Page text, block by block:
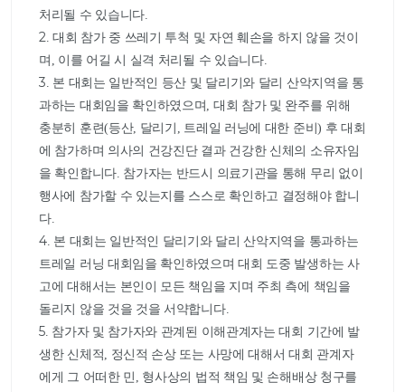
처리될 수 있습니다.
2. 대회 참가 중 쓰레기 투척 및 자연 훼손을 하지 않을 것이
며, 이를 어길 시 실격 처리될 수 있습니다.
3. 본 대회는 일반적인 등산 및 달리기와 달리 산악지역을 통
과하는 대회임을 확인하였으며, 대회 참가 및 완주를 위해
충분히 훈련(등산, 달리기, 트레일 러닝에 대한 준비) 후 대회
에 참가하며 의사의 건강진단 결과 건강한 신체의 소유자임
을 확인합니다. 참가자는 반드시 의료기관을 통해 무리 없이
행사에 참가할 수 있는지를 스스로 확인하고 결정해야 합니
다.
4. 본 대회는 일반적인 달리기와 달리 산악지역을 통과하는
트레일 러닝 대회임을 확인하였으며 대회 도중 발생하는 사
고에 대해서는 본인이 모든 책임을 지며 주최 측에 책임을
돌리지 않을 것을 것을 서약합니다.
5. 참가자 및 참가자와 관계된 이해관계자는 대회 기간에 발
생한 신체적, 정신적 손상 또는 사망에 대해서 대회 관계자
에게 그 어떠한 민, 형사상의 법적 책임 및 손해배상 청구를